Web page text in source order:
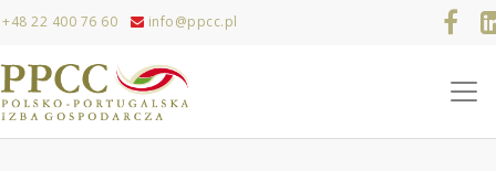
22 400 76 60 info@ppcc.pl